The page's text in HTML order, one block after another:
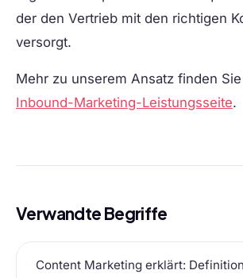
der den Vertrieb mit den richtigen
versorgt.
Mehr zu unserem Ansatz finden
Inbound-Marketing-Leistungsseite.
Verwandte Begriffe
Content Marketing erklärt: